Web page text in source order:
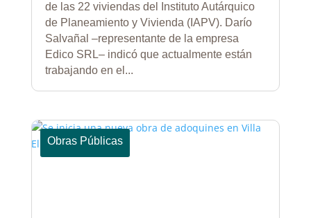
de las 22 viviendas del Instituto Autárquico
de Planeamiento y Vivienda (IAPV). Darío
Salvañal –representante de la empresa
Edico SRL– indicó que actualmente están
trabajando en el...
Obras Públicas